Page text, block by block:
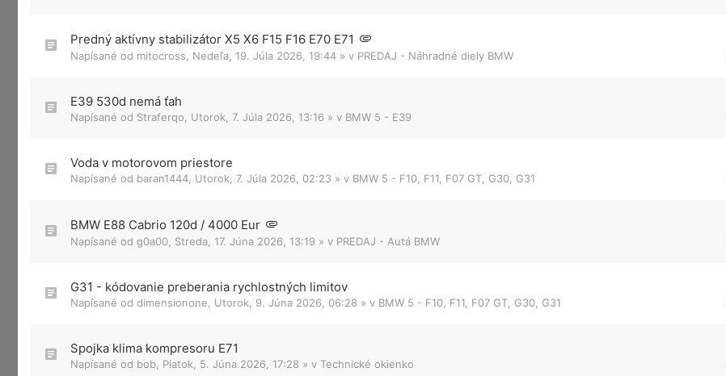
Predný aktívny stabilizátor X5 X6 F15 F16 E70 E71
Napísané od mitocross Nedeľa, 19. Júla 2026, 19:44 » v PREDAJ - Náhradné diely BMW
E39 530d nemá ťah
Napísané od Straferqo Utorok, 7. Júla 2026, 13:16 » v BMW 5 - E39
Voda v motorovom priestore
Napísané od baran1444 Utorok, 7. Júla 2026, 02:23 » v BMW 5 - F10, F11, F07 GT, G30, G31
BMW E88 Cabrio 120d / 4000 Eur
Napísané od g0a00 Streda, 17. Júna 2026, 13:19 » v PREDAJ - Autá BMW
G31 - kódovanie preberania rychlostných limitov
Napísané od dimensionone Utorok, 9. Júna 2026, 06:28 » v BMW 5 - F10, F11, F07 GT, G30, G31
Spojka klima kompresoru E71
Napísané od bob Piatok, 5. Júna 2026, 17:28 » v Technické okienko